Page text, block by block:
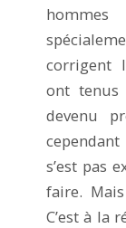
hommes
corrigent
ont tenus
devenu
s’est pas
faire.
C’est à la